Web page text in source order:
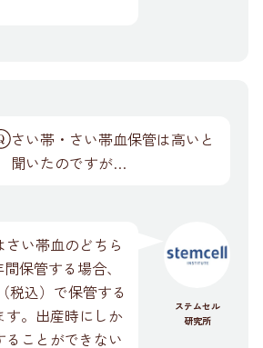
さい帯・さい帯血保管は高いと
聞いたのですが…
ステムセル
研究所
さい帯血のどちら
保管する場合、
税込）で保管する
す。出産時にしか
ることができない